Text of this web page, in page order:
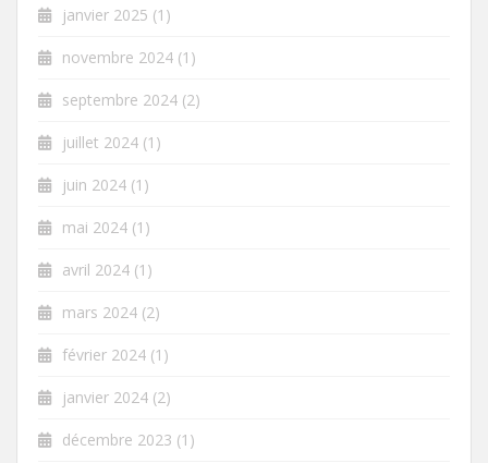
janvier 2025 (1)
novembre 2024 (1)
septembre 2024 (2)
juillet 2024 (1)
juin 2024 (1)
mai 2024 (1)
avril 2024 (1)
mars 2024 (2)
février 2024 (1)
janvier 2024 (2)
décembre 2023 (1)